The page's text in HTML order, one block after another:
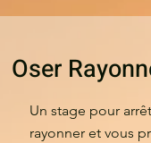
Oser
Un stage pour
rayonner et vous